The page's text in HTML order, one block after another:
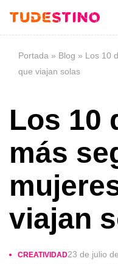
Portada » Blog » Los 10
que viajan solas
Los 10
más
viajan
CREATIVIDAD23 de julio